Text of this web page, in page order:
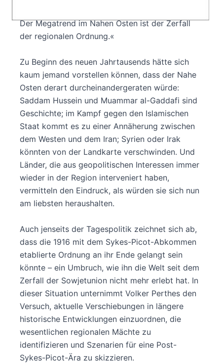
Der Megatrend im Nahen Osten ist der Zerfall
der regionalen Ordnung.«
Zu Beginn des neuen Jahrtausends hätte sich
kaum jemand vorstellen können, dass der Nahe
Osten derart durcheinandergeraten würde:
Saddam Hussein und Muammar al-Gaddafi sind
Geschichte; im Kampf gegen den Islamischen
Staat kommt es zu einer Annäherung zwischen
dem Westen und dem Iran; Syrien oder Irak
könnten von der Landkarte verschwinden. Und
Länder, die aus geopolitischen Interessen immer
wieder in der Region interveniert haben,
vermitteln den Eindruck, als würden sie sich nun
am liebsten heraushalten.
Auch jenseits der Tagespolitik zeichnet sich ab,
dass die 1916 mit dem Sykes-Picot-Abkommen
etablierte Ordnung an ihr Ende gelangt sein
könnte – ein Umbruch, wie ihn die Welt seit dem
Zerfall der Sowjetunion nicht mehr erlebt hat. In
dieser Situation unternimmt Volker Perthes den
Versuch, aktuelle Verschiebungen in längere
historische Entwicklungen einzuordnen, die
wesentlichen regionalen Mächte zu
identifizieren und Szenarien für eine Post-
Sykes-Picot-Ära zu skizzieren.